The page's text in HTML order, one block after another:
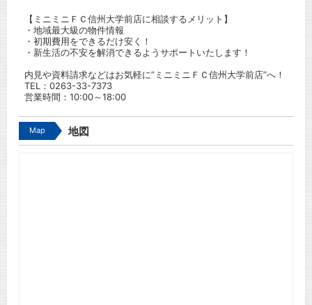
【ミニミニＦＣ信州大学前店に相談するメリット】
・地域最大級の物件情報
・初期費用をできるだけ安く！
・新生活の不安を解消できるようサポートいたします！
内見や資料請求などはお気軽に”ミニミニＦＣ信州大学前店”へ！
TEL： 0263-33-7373
営業時間：10:00～18:00
Map 地図